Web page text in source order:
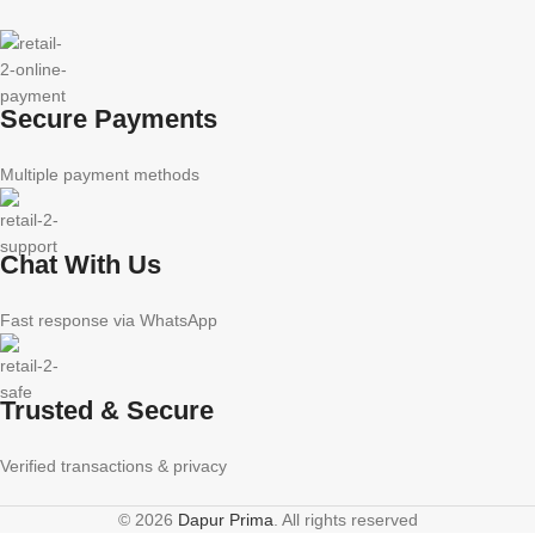
Secure Payments
Multiple payment methods
Chat With Us
Fast response via WhatsApp
Trusted & Secure
Verified transactions & privacy
© 2026 Dapur Prima . All rights reserved